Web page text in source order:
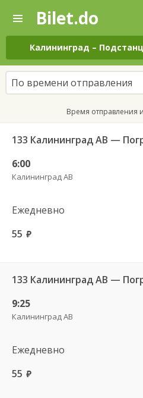
—
Поиск
и
покупка
билетов
на
автобус
онлайн
Bilet.do
Калининград –
По времени отправления
Время отправления
6:00
Калининград АВ
Ежедневно
55 руб.
9:25
Калининград АВ
Ежедневно
55 руб.